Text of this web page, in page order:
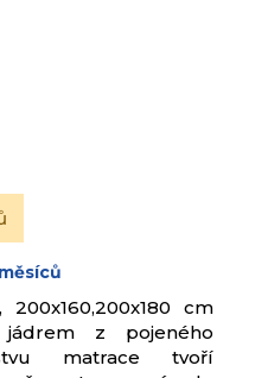
měsíců
200x160,200x180 cm
jádrem z pojeného
matrace tvoří